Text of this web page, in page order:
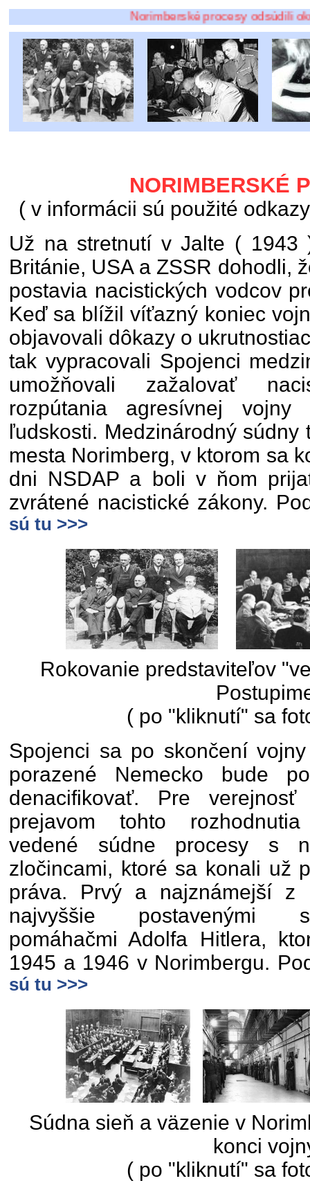
Norimberské procesy odsúdili okrem
NORIMBERSKÉ
( v informácii sú použité
Už na stretnutí v Jalte ( 1943
Británie, USA a ZSSR dohodli,
postavia nacistických vodcov
Keď sa blížil víťazný koniec
objavovali dôkazy o
tak vypracovali Spojenci
umožňovali zažalovať
rozpútania agresívnej
ľudskosti. Medzinárodný súdny
mesta Norimberg, v ktorom sa
dni NSDAP a boli v ňom
zvrátené nacistické zákony.
sú tu >>>
Rokovanie predstaviteľov
( po "kliknutí" sa
Spojenci sa po skončení
porazené Nemecko bude
denacifikovať. Pre verejnosť
prejavom tohto
vedené súdne procesy s
zločincami, ktoré sa konali už
práva. Prvý a najznámejší z
najvyššie postavenými
pomáhačmi Adolfa Hitlera,
1945 a 1946 v Norimbergu.
sú tu >>>
Súdna sieň a väzenie v
konci
( po "kliknutí" sa